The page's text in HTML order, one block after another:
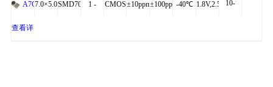
+125℃
细A7C7.0×5.0×1.30SMD7050-1 - CMOS±10ppm±100ppm-40℃ 1.8V,2.5V,3.3V
10-
查看详